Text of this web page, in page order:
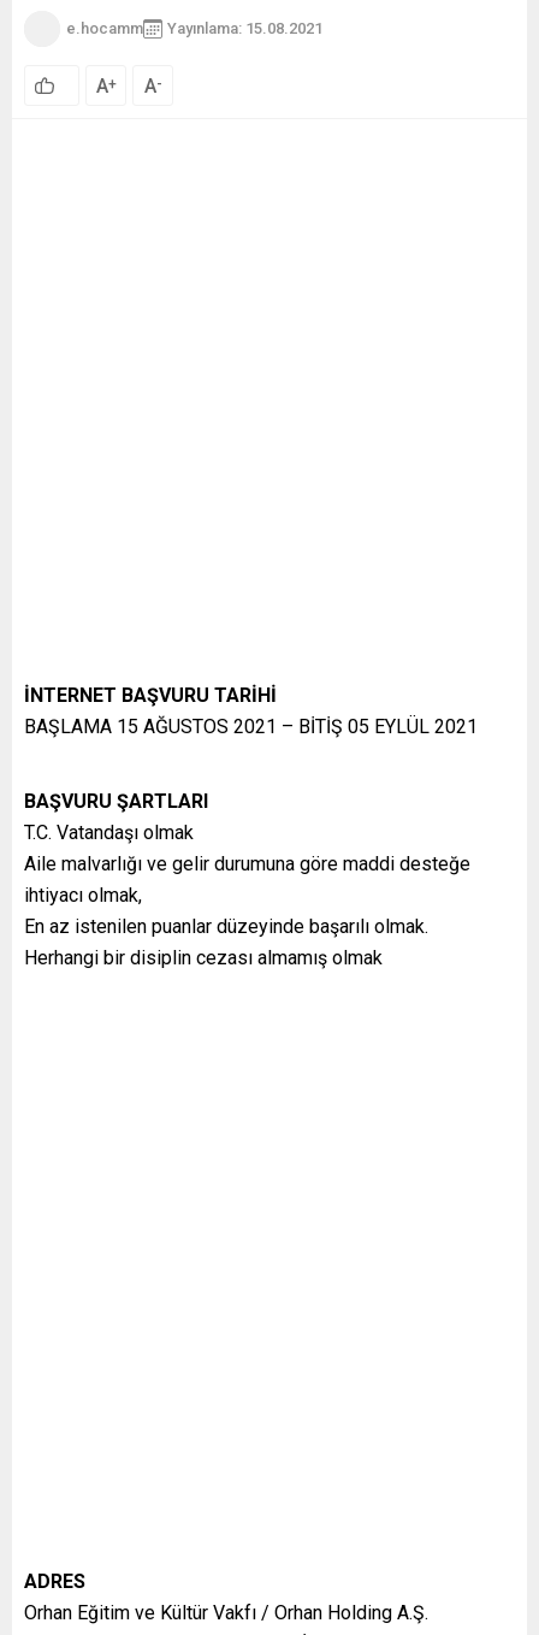
e.hocamm Yayınlama: 15.08.2021
A+ A-
İNTERNET BAŞVURU TARİHİ
BAŞLAMA 15 AĞUSTOS 2021 – BİTİŞ 05 EYLÜL 2021
BAŞVURU ŞARTLARI
T.C. Vatandaşı olmak
Aile malvarlığı ve gelir durumuna göre maddi desteğe
ihtiyacı olmak,
En az istenilen puanlar düzeyinde başarılı olmak.
Herhangi bir disiplin cezası almamış olmak
ADRES
Orhan Eğitim ve Kültür Vakfı / Orhan Holding A.Ş.